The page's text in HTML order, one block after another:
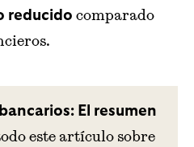
reducido comparado
El resumen
este artículo sobre